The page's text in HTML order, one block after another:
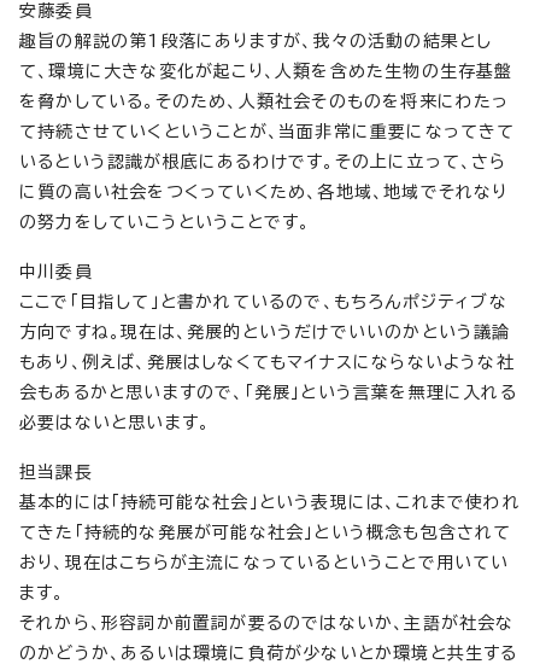
安藤委員
趣旨の解説の第1段落にありますが、我々の活動の結果とし
て、環境に大きな変化が起こり、人類を含めた生物の生存基盤
を脅かしている。そのため、人類社会そのものを将来にわたっ
て持続させていくということが、当面非常に重要になってきて
いるという認識が根底にあるわけです。その上に立って、さら
に質の高い社会をつくっていくため、各地域、地域でそれなり
の努力をしていこうということです。
中川委員
ここで「目指して」と書かれているので、もちろんポジティブな
方向ですね。現在は、発展的というだけでいいのかという議論
もあり、例えば、発展はしなくてもマイナスにならないような社
会もあるかと思いますので、「発展」という言葉を無理に入れる
必要はないと思います。
担当課長
基本的には「持続可能な社会」という表現には、これまで使われ
てきた「持続的な発展が可能な社会」という概念も包含されて
おり、現在はこちらが主流になっているということで用いてい
ます。
それから、形容詞か前置詞が要るのではないか、主語が社会な
のかどうか、あるいは環境に負荷が少ないとか環境と共生する